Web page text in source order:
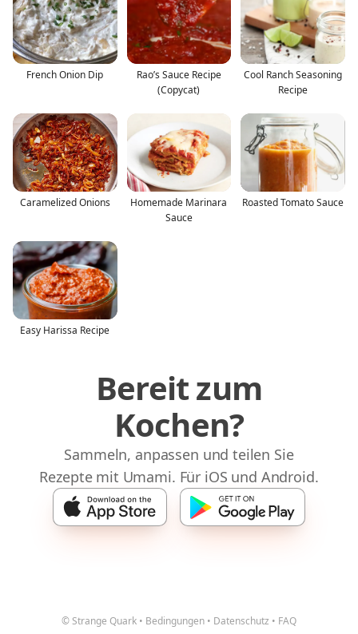
French Onion Dip
Rao’s Sauce Recipe
(Copycat)
Cool Ranch Seasoning
Recipe
Caramelized Onions
Homemade Marinara
Sauce
Roasted Tomato Sauce
Easy Harissa Recipe
Bereit zum
Kochen?
Sammeln, anpassen und teilen Sie
Rezepte mit Umami. Für iOS und Android.
© Strange Quark • Bedingungen • Datenschutz • FAQ